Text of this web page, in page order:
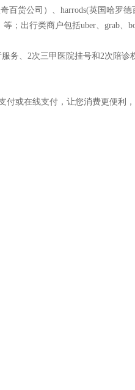
货公司）、harrods(英国哈罗德
等；出行类商户包括uber、grab、
务、2次三甲医院挂号和2次陪诊
或在线支付，让您消费更便利